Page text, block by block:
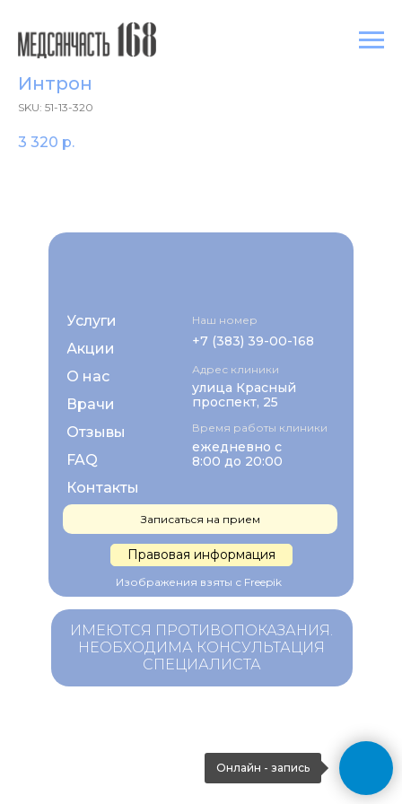
Интрон
SKU: 51-13-320
3 320 р.
Услуги
Правовая информация
Акции
Врачи
О нас
+7 (383) 39-00-168
Отзывы
FAQ
Контакты
Наш номер
ежедневно с
8:00 до 20:00
Время работы клиники
Адрес клиники
улица Красный
проспект, 25
Записаться на прием
Изображения взяты с Freepik
ИМЕЮТСЯ ПРОТИВОПОКАЗАНИЯ.
НЕОБХОДИМА КОНСУЛЬТАЦИЯ
СПЕЦИАЛИСТА
Онлайн - запись